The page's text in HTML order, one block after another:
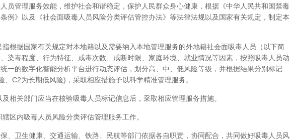
员管理服务效能，维护社会和谐稳定，保护人民群众身心健康，根据《中华人民共和国禁毒
例》以及《社会面吸毒人员风险分类评估管控办法》等法律法规以及国家有关规定，制定本
根据国家有关规定对本地籍以及需要纳入本地管理服务的外地籍社会面吸毒人员（以下简
染毒程度、行为特征、戒毒次数、戒断时限、家庭环境、就业情况等因素，按照吸毒人员动
一的数字化智能分析平台进行动态评估，划分高、中、低风险等级，并根据结果分别标记
、C2为长期低风险)，采取相应措施予以科学精准管理服务。
相关部门应当在核验吸毒人员标记信息后，采取相应管理服务措施。
区内吸毒人员风险分类评估管理服务工作。
、卫生健康、交通运输、铁路、民航等部门依据各自职责，协同配合，共同做好吸毒人员风